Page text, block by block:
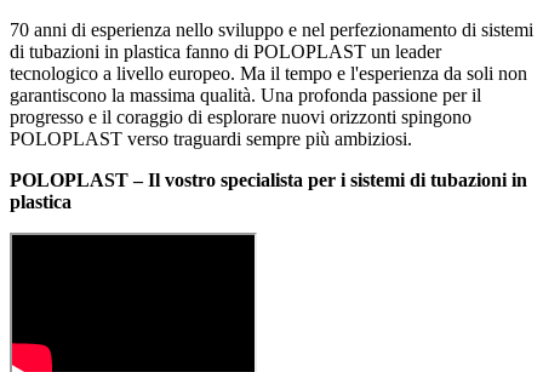
70 anni di esperienza nello sviluppo e nel perfezionamento di sistemi
di tubazioni in plastica fanno di POLOPLAST un leader
tecnologico a livello europeo. Ma il tempo e l'esperienza da soli non
garantiscono la massima qualità. Una profonda passione per il
progresso e il coraggio di esplorare nuovi orizzonti spingono
POLOPLAST verso traguardi sempre più ambiziosi.
POLOPLAST – Il vostro specialista per i sistemi di tubazioni in
plastica